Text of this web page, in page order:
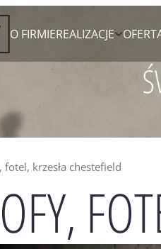
O FIRMIEREALIZACJE
fotel, krzesła chestefield